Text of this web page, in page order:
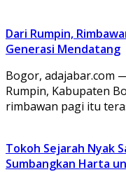
Dari Rumpin,
Generasi Mendatang
Bogor, adajabar.com
Rumpin, Kabupaten
rimbawan pagi itu
Tokoh Sejarah Nyak
Sumbangkan Harta